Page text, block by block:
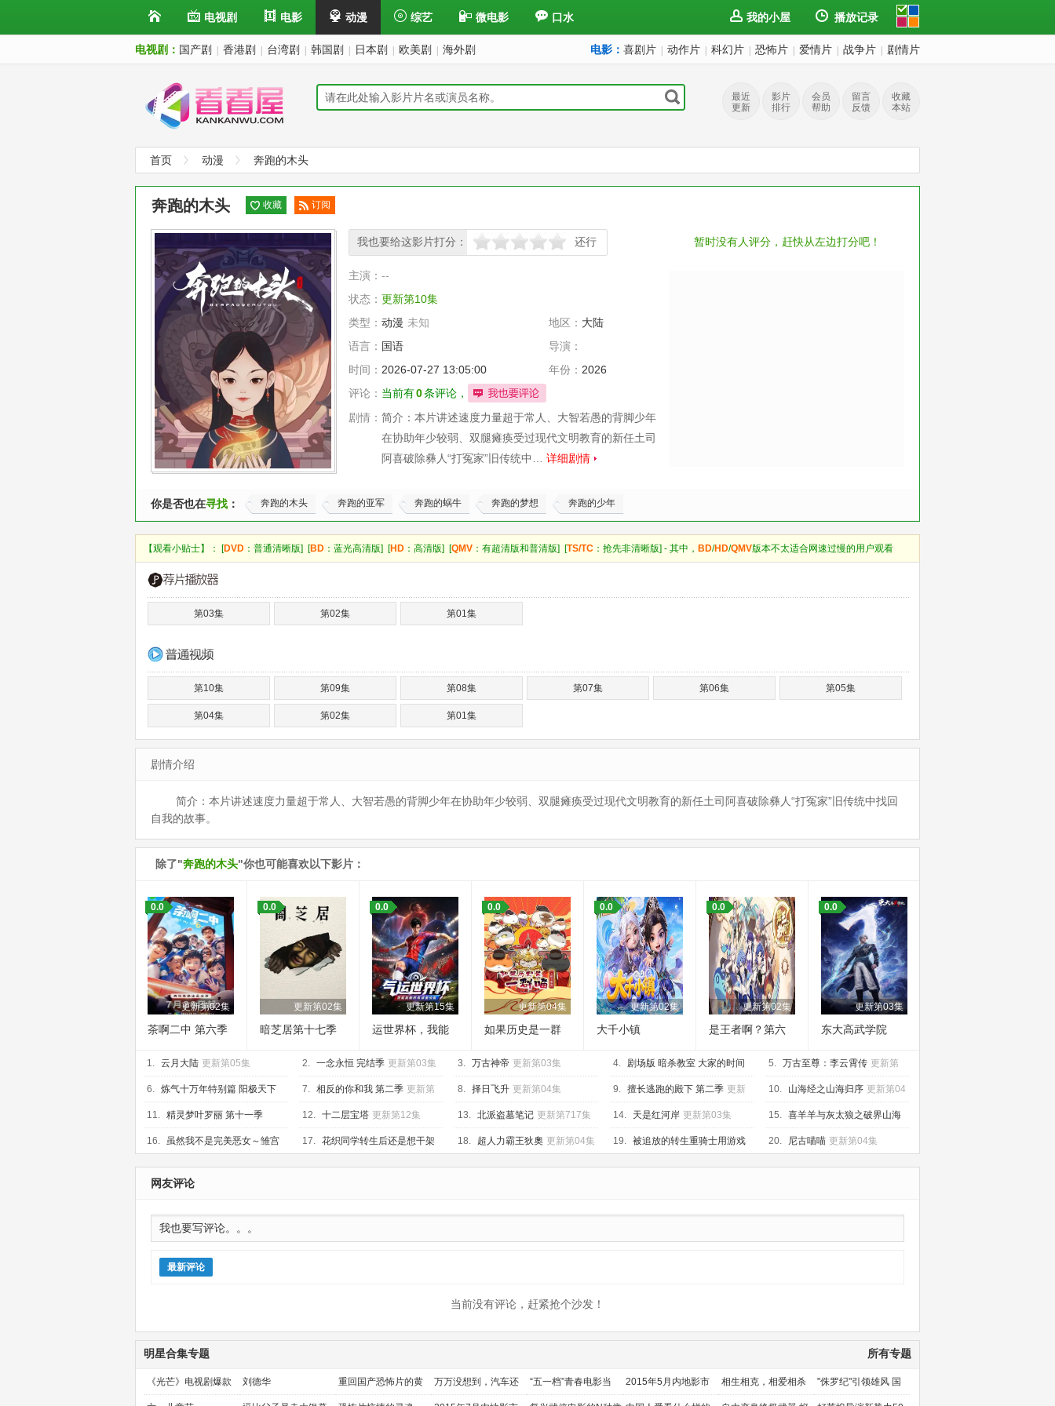
电视剧 电影 动漫 综艺 微电影 口水 我的小屋 播放记录
电视剧： 国产剧 香港剧 台湾剧 韩国剧 日本剧 欧美剧 海外剧 电影： 喜剧片 动作片 科幻片 恐怖片 爱情片 战争片 剧情片
最近
更新
影片
排行
会员
帮助
留言
反馈
收藏
本站
首页 动漫 奔跑的木头
暂时没有人评分，赶快从左边打分吧！
奔跑的木头 收藏
订阅
我也要给这影片打分：
很差较差 还行推荐 力荐 还行
主演： --
状态： 更新第10集
类型： 动漫 未知 地区： 大陆
语言： 国语
导演：
时间： 2026-07-27 13:05:00 年份： 2026
评论： 当前有0条评论，
剧情： 简介：本片讲述速度力量超于常人、大智若愚的背脚少年
在协助年少较弱、双腿瘫痪受过现代文明教育的新任土司
阿喜破除彝人“打冤家”旧传统中… 详细剧情
你是否也在寻找 ： 奔跑的木头 奔跑的亚军 奔跑的蜗牛 奔跑的梦想 奔跑的少年
【观看小贴士】： [DVD ：普通清晰版] [BD ：蓝光高清版] [HD ：高清版] [QMV ：有超清版和普清版] [TS/TC ：抢先非清晰版] - 其中， BD/HD/QMV版本不太适合网速过慢的用户观看
第03集 第02集 第01集
第10集 第09集 第08集 第07集 第06集 第05集
第04集 第02集 第01集
剧情介绍
简介：本片讲述速度力量超于常人、大智若愚的背脚少年在协助年少较弱、双腿瘫痪受过现代文明教育的新任土司阿喜破除彝人“打冤家”旧传统中找回
自我的故事。
除了"奔跑的木头"你也可能喜欢以下影片：
更新第02集
0.0
茶啊二中 第六季
更新第02集
0.0
暗芝居第十七季
更新第15集
0.0
运世界杯，我能
能
更新第04集
0.0
如果历史是一群
更新第02集
0.0
大千小镇
更新第02集
0.0
是王者啊？第六
更新第03集
0.0
东大高武学院
1. 云月大陆 更新第05集 2. 一念永恒 完结季 更新第03集 3. 万古神帝 更新第03集 4. 剧场版 暗杀教室 大家的时间
更新第01集
5. 万古至尊：李云霄传 更新第
05集
6. 炼气十万年特别篇 阳极天下
更新第01集
7. 相反的你和我 第二季 更新第
03集
8. 择日飞升 更新第04集 9. 擅长逃跑的殿下 第二季 更新
第02集
10. 山海经之山海归序 更新第04
集
11. 精灵梦叶罗丽 第十一季
（下） 更新第06集
12. 十二层宝塔 更新第12集 13. 北派盗墓笔记 更新第717集 14. 天是红河岸 更新第03集 15. 喜羊羊与灰太狼之破界山海
诀 更新第60集
16. 虽然我不是完美恶女～雏宫
蝶鼠替换传～ 更新第03集
17. 花织同学转生后还是想干架
更新第02集
18. 超人力霸王狄奧 更新第04集 19. 被追放的转生重骑士用游戏
知识开无双 更新第04集
20. 尼古喵喵 更新第04集
网友评论
最新评论
当前没有评论，赶紧抢个沙发！
所有专题
明星合集专题
《光芒》电视剧爆款 刘德华 重回国产恐怖片的黄 万万没想到，汽车还 “五一档”青春电影当 2015年5月内地影市 相生相克，相爱相杀 "侏罗纪"引领雄风 国